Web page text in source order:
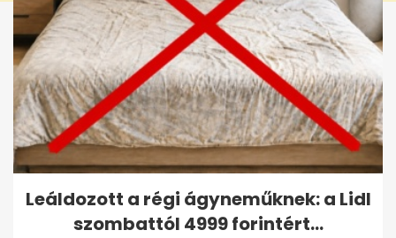
Leáldozott a régi ágyneműknek: a Lidl
szombattól 4999 forintért...